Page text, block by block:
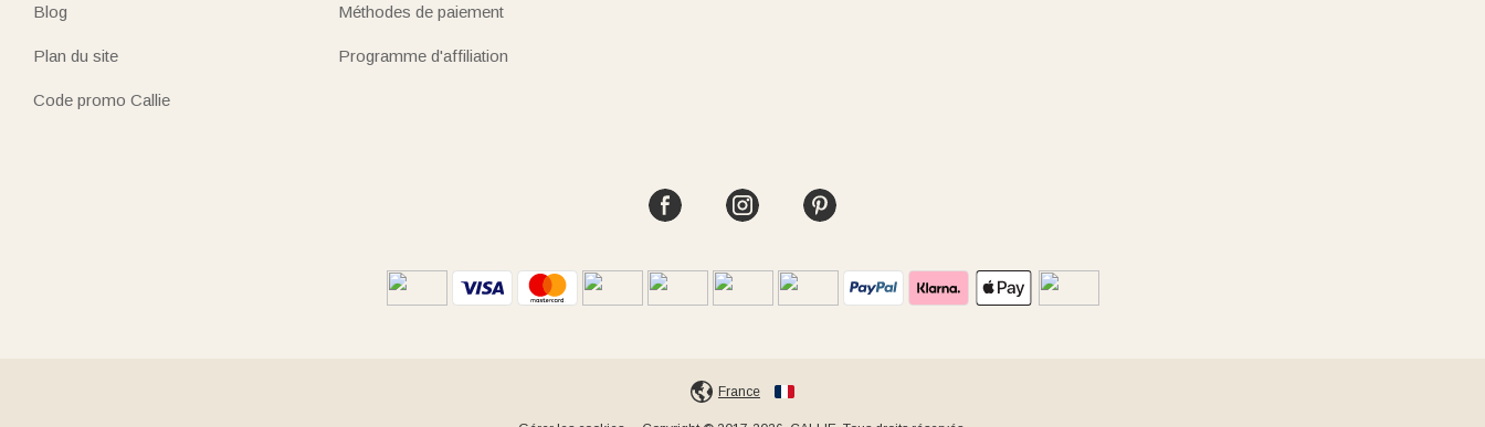
Blog
Plan du site
Code promo Callie
Méthodes de paiement
Programme d'affiliation
France